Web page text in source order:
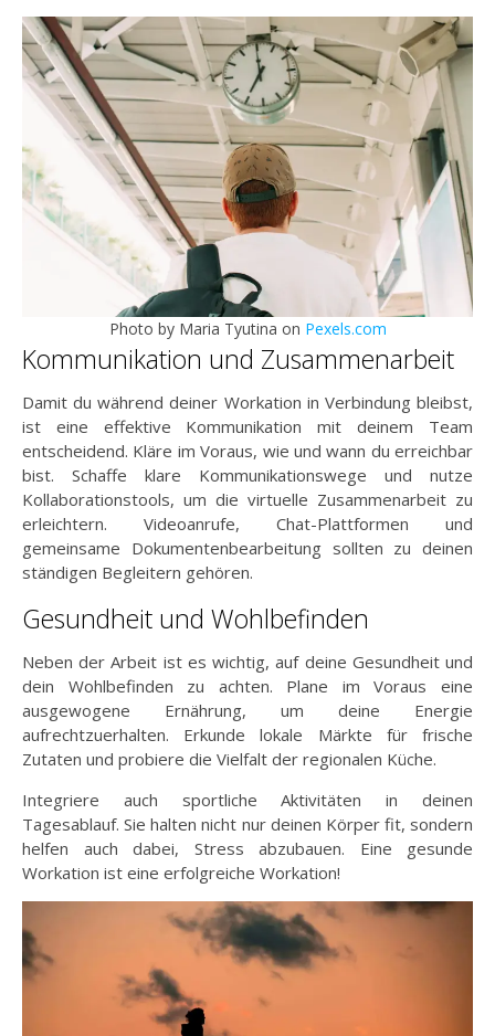
Photo by Maria Tyutina on Pexels.com
Kommunikation und Zusammenarbeit
Damit du während deiner Workation in Verbindung bleibst,
ist eine effektive Kommunikation mit deinem Team
entscheidend. Kläre im Voraus, wie und wann du erreichbar
bist. Schaffe klare Kommunikationswege und nutze
Kollaborationstools, um die virtuelle Zusammenarbeit zu
erleichtern. Videoanrufe, Chat-Plattformen und
gemeinsame Dokumentenbearbeitung sollten zu deinen
ständigen Begleitern gehören.
Gesundheit und Wohlbefinden
Neben der Arbeit ist es wichtig, auf deine Gesundheit und
dein Wohlbefinden zu achten. Plane im Voraus eine
ausgewogene Ernährung, um deine Energie
aufrechtzuerhalten. Erkunde lokale Märkte für frische
Zutaten und probiere die Vielfalt der regionalen Küche.
Integriere auch sportliche Aktivitäten in deinen
Tagesablauf. Sie halten nicht nur deinen Körper fit, sondern
helfen auch dabei, Stress abzubauen. Eine gesunde
Workation ist eine erfolgreiche Workation!